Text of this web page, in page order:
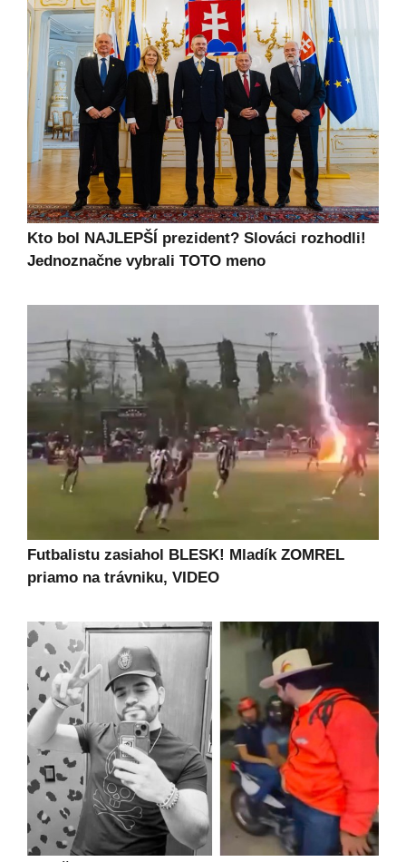
Kto bol NAJLEPŠÍ prezident? Slováci rozhodli!
Jednoznačne vybrali TOTO meno
Futbalistu zasiahol BLESK! Mladík ZOMREL
priamo na trávniku, VIDEO